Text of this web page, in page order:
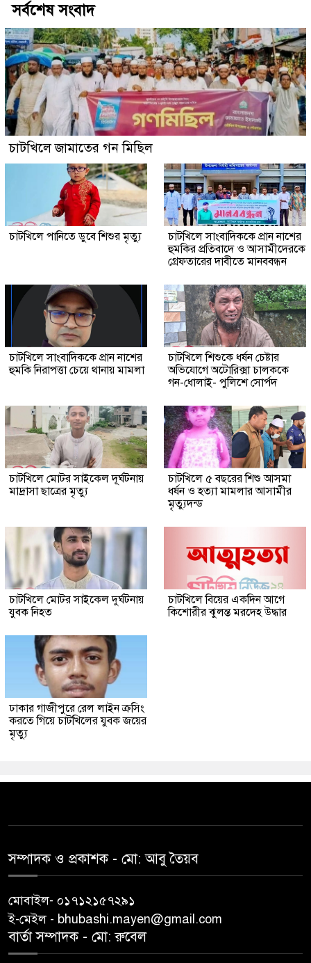
সর্বশেষ সংবাদ
চাটখিলে জামাতের গন মিছিল
চাটখিলে পানিতে ডুবে শিশুর মৃত্যু
চাটখিলে সাংবাদিককে প্রান নাশের
হুমকির প্রতিবাদে ও আসামীদেরকে
গ্রেফতারের দাবীতে মানববন্ধন
চাটখিলে সাংবাদিককে প্রান নাশের
হুমকি নিরাপত্তা চেয়ে থানায় মামলা
চাটখিলে শিশুকে ধর্ষন চেষ্টার
অভিযোগে অটোরিক্সা চালককে
গন-ধোলাই- পুলিশে সোর্পদ
চাটখিলে মোটর সাইকেল দূর্ঘটনায়
মাদ্রাসা ছাত্রের মৃত্যু
চাটখিলে ৫ বছরের শিশু আসমা
ধর্ষন ও হত্যা মামলার আসামীর
মৃত্যুদন্ড
চাটখিলে মোটর সাইকেল দুর্ঘটনায়
যুবক নিহত
চাটখিলে বিয়ের একদিন আগে
কিশোরীর ঝুলন্ত মরদেহ উদ্ধার
ঢাকার গাজীপুরে রেল লাইন ক্রসিং
করতে গিয়ে চাটখিলের যুবক জয়ের
মৃত্যু
সম্পাদক ও প্রকাশক -‌ মো: আবু‌ তৈয়ব
মোবাইল- ০১৭১২১৫৭২৯১
ই-মেইল - bhubashi.mayen@gmail.com
বার্তা সম্পাদক - মো: রু‌বেল